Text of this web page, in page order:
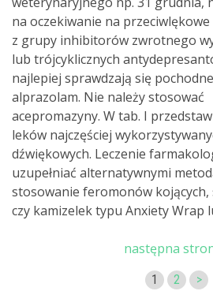
na oczekiwanie na przeciwlękowe
z grupy inhibitorów zwrotnego
lub trójcyklicznych
najlepiej sprawdzają się
alprazolam. Nie należy stosować
acepromazyny. W tab. I
leków najczęściej
dźwiękowych. Leczenie
uzupełniać alternatywnymi
stosowanie feromonów
czy kamizelek typu Anxiety Wrap
następna
1 2 >